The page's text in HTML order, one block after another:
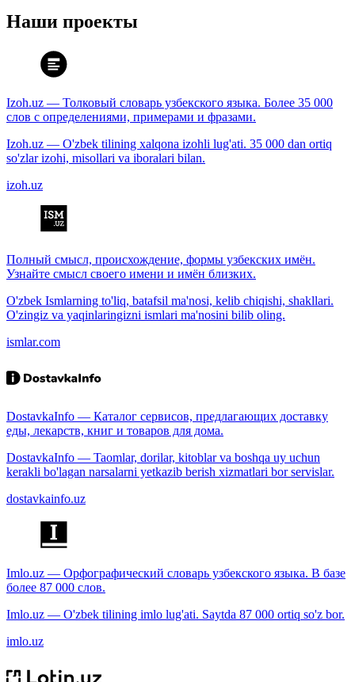
Наши проекты
Izoh.uz — Толковый словарь узбекского языка. Более 35 000
слов с определениями, примерами и фразами.
Izoh.uz — O'zbek tilining xalqona izohli lug'ati. 35 000 dan ortiq
so'zlar izohi, misollari va iboralari bilan.
izoh.uz
Полный смысл, происхождение, формы узбекских имён.
Узнайте смысл своего имени и имён близких.
O'zbek Ismlarning to'liq, batafsil ma'nosi, kelib chiqishi, shakllari.
O'zingiz va yaqinlaringizni ismlari ma'nosini bilib oling.
ismlar.com
DostavkaInfo — Каталог сервисов, предлагающих доставку
еды, лекарств, книг и товаров для дома.
DostavkaInfo — Taomlar, dorilar, kitoblar va boshqa uy uchun
kerakli bo'lagan narsalarni yetkazib berish xizmatlari bor servislar.
dostavkainfo.uz
Imlo.uz — Орфографический словарь узбекского языка. В базе
более 87 000 слов.
Imlo.uz — O'zbek tilining imlo lug'ati. Saytda 87 000 ortiq so'z bor.
imlo.uz